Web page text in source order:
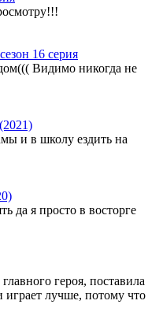
16 серия
Видимо никогда не
и в школу ездить на
да я просто в восторге
героя, поставила
играет лучше, потому что